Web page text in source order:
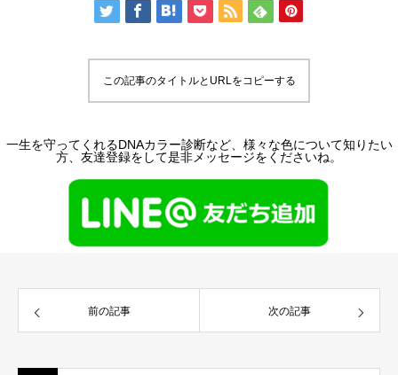
この記事のタイトルとURLをコピーする
一生を守ってくれるDNAカラー診断など、様々な色について知りたい
方、友達登録をして是非メッセージをくださいね。
前の記事 次の記事